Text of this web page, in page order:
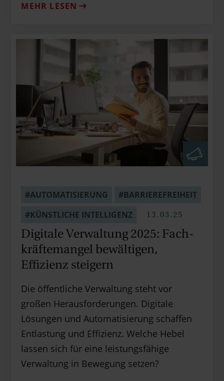
MEHR LESEN
#AUTOMATISIERUNG
#BARRIEREFREIHEIT
#KÜNSTLICHE INTELLIGENZ
13.03.25
Digitale Ver­wal­tung 2025: Fach­
kräfte­mangel bewältigen,
Effizienz steigern
Die öffentliche Verwaltung steht vor
großen Herausforderungen. Digitale
Lösungen und Automatisierung schaffen
Entlastung und Effizienz. Welche Hebel
lassen sich für eine leistungsfähige
Verwaltung in Bewegung setzen?